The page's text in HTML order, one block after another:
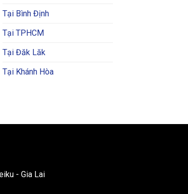
Tại Bình Định
Tại TPHCM
Tại Đăk Lăk
Tại Khánh Hòa
- Gia Lai